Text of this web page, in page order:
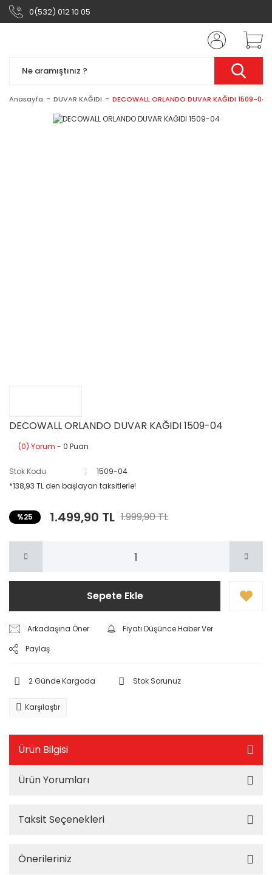
0(532) 012 10 05
Anasayfa DUVAR KAĞIDI DECOWALL ORLANDO DUVAR KAĞIDI 1509-04
DECOWALL ORLANDO DUVAR KAĞIDI 1509-04
(0) Yorum - 0 Puan
Stok Kodu
1509-04
*138,93 TL den başlayan taksitlerle!
%25 1.499,90 TL 1.999,90 TL
Sepete Ekle
Arkadaşına Öner
Fiyatı Düşünce Haber Ver
Paylaş
2 Günde Kargoda Stok Sorunuz
Karşılaştır
Ürün Bilgisi
Ürün Yorumları
Taksit Seçenekleri
Önerileriniz